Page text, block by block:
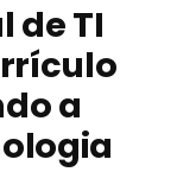
de TI
a